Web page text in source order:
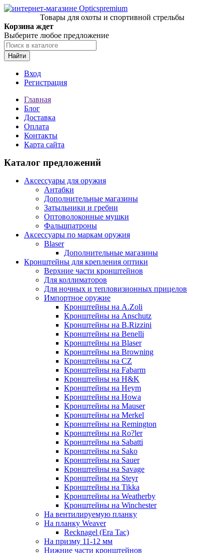
Товары для охоты и спортивной стрельбы
Корзина ждет
Выберите любое предложение
Найти
Вход
Регистрация
Главная
Блог
Доставка
Оплата
Контакты
Карта сайта
Каталог предложений
Аксессуары для оружия
Антабки
Дополнительные магазины
Затыльники и гребни
Оптоволоконные мушки
Фальшпатроны
Аксессуары по маркам оружия
Blaser
Дополнительные магазины
Кронштейны для крепления оптики
Верхние части кронштейнов
Для коллиматоров
Для ночных и тепловизионных прицелов
Импортное оружие
Кронштейны на A.Zoli
Кронштейны на Anschutz
Кронштейны на B.Rizzini
Кронштейны на Benelli
Кронштейны на Blaser
Кронштейны на Browning
Кронштейны на CZ
Кронштейны на Fabarm
Кронштейны на H&K
Кронштейны на Heym
Кронштейны на Howa
Кронштейны на Mauser
Кронштейны на Merkel
Кронштейны на Remington
Кронштейны на Ro?ler
Кронштейны на Sabatti
Кронштейны на Sako
Кронштейны на Sauer
Кронштейны на Savage
Кронштейны на Steyr
Кронштейны на Tikka
Кронштейны на Weatherby
Кронштейны на Winchester
На вентилируемую планку
На планку Weaver
Recknagel (Era Tac)
На призму 11-12 мм
Нижние части кронштейнов